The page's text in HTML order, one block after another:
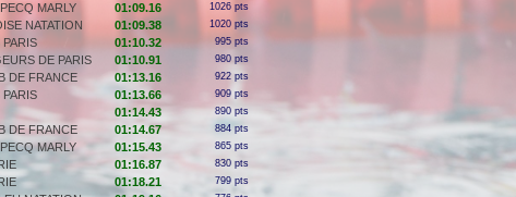
MARLY 01:09.16 1026 pts
NATATION 01:09.38 1020 pts
01:10.32 995 pts
DE PARIS 01:10.91 980 pts
DE FRANCE 01:13.16 922 pts
01:13.66 909 pts
01:14.43 890 pts
DE FRANCE 01:14.67 884 pts
MARLY 01:15.43 865 pts
01:16.87 830 pts
01:18.21 799 pts